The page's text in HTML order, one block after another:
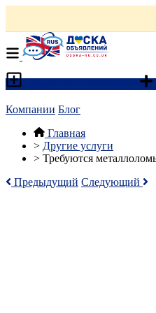
Компании Блог
Главная
> Другие услуги
> Требуются
Предыдущий Следующий